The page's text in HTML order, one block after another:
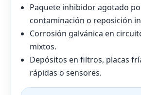
Paquete inhibidor agotado
contaminación o reposición
Corrosión galvánica en
mixtos.
Depósitos en filtros, placas
rápidas o sensores.